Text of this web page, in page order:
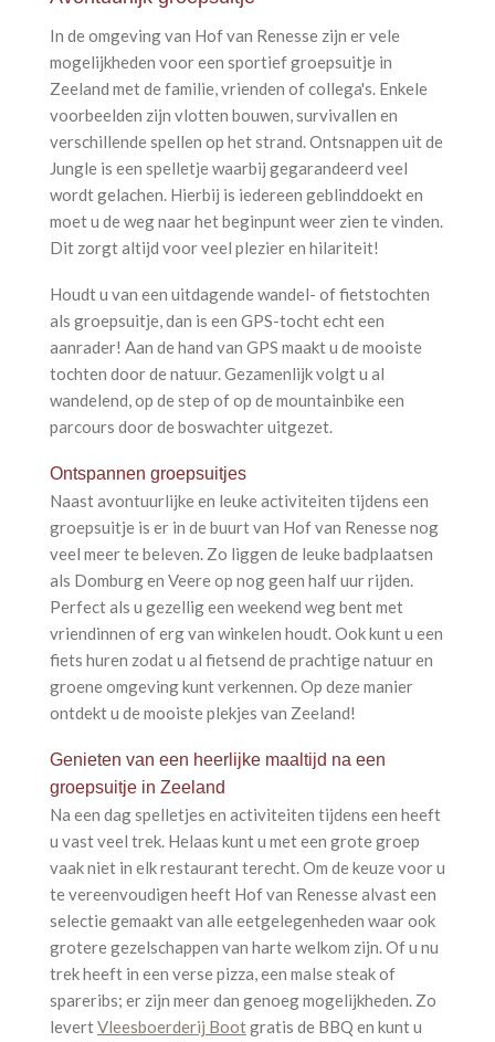
In de omgeving van Hof van Renesse zijn er vele
mogelijkheden voor een sportief groepsuitje in
Zeeland met de familie, vrienden of collega's. Enkele
voorbeelden zijn vlotten bouwen, survivallen en
verschillende spellen op het strand. Ontsnappen uit de
Jungle is een spelletje waarbij gegarandeerd veel
wordt gelachen. Hierbij is iedereen geblinddoekt en
moet u de weg naar het beginpunt weer zien te vinden.
Dit zorgt altijd voor veel plezier en hilariteit!
Houdt u van een uitdagende wandel- of fietstochten
als groepsuitje, dan is een GPS-tocht echt een
aanrader! Aan de hand van GPS maakt u de mooiste
tochten door de natuur. Gezamenlijk volgt u al
wandelend, op de step of op de mountainbike een
parcours door de boswachter uitgezet.
Ontspannen groepsuitjes
Naast avontuurlijke en leuke activiteiten tijdens een
groepsuitje is er in de buurt van Hof van Renesse nog
veel meer te beleven. Zo liggen de leuke badplaatsen
als Domburg en Veere op nog geen half uur rijden.
Perfect als u gezellig een weekend weg bent met
vriendinnen of erg van winkelen houdt. Ook kunt u een
fiets huren zodat u al fietsend de prachtige natuur en
groene omgeving kunt verkennen. Op deze manier
ontdekt u de mooiste plekjes van Zeeland!
Genieten van een heerlijke maaltijd na een
groepsuitje in Zeeland
Na een dag spelletjes en activiteiten tijdens een heeft
u vast veel trek. Helaas kunt u met een grote groep
vaak niet in elk restaurant terecht. Om de keuze voor u
te vereenvoudigen heeft Hof van Renesse alvast een
selectie gemaakt van alle eetgelegenheden waar ook
grotere gezelschappen van harte welkom zijn. Of u nu
trek heeft in een verse pizza, een malse steak of
spareribs; er zijn meer dan genoeg mogelijkheden. Zo
levertVleesboerderij Bootgratis de BBQ en kunt u